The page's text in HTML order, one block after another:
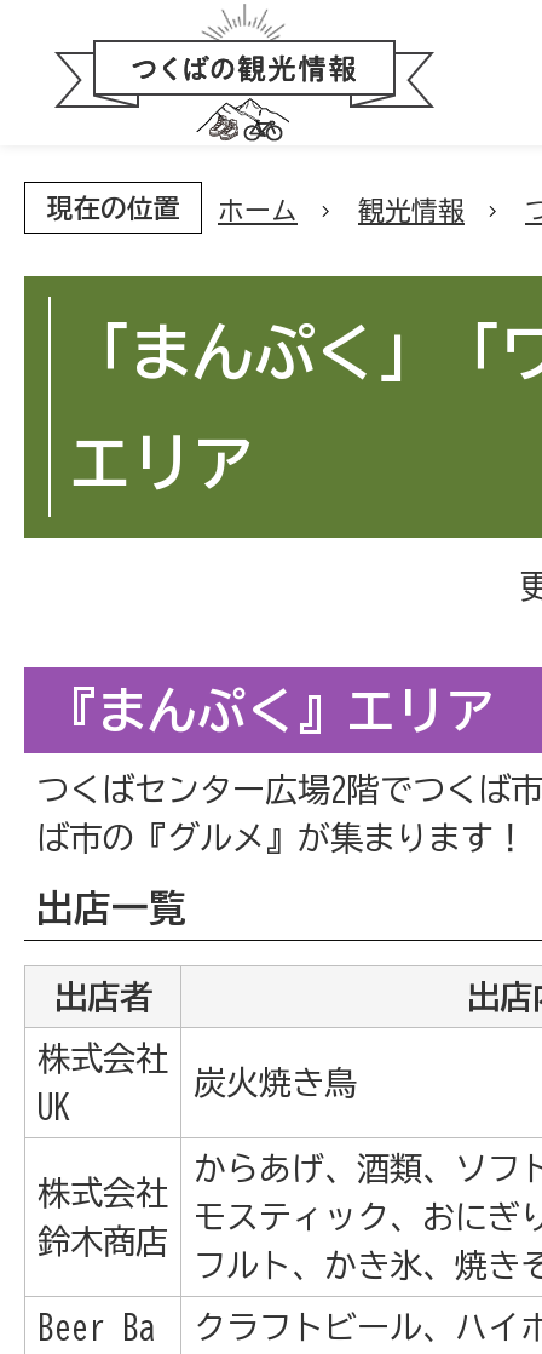
現在の位置 ホーム 観光情報
「まんぷく」「
エリア
『まんぷく』エリア
つくばセンター広場2階でつくば
ば市の『グルメ』が集まります！
出店一覧
出店者
出店
株式会社
UK
炭火焼き鳥
株式会社
鈴木商店
からあげ、酒類、ソフ
モスティック、おにぎ
フルト、かき氷、焼き
Beer Ba
クラフトビール、ハイ